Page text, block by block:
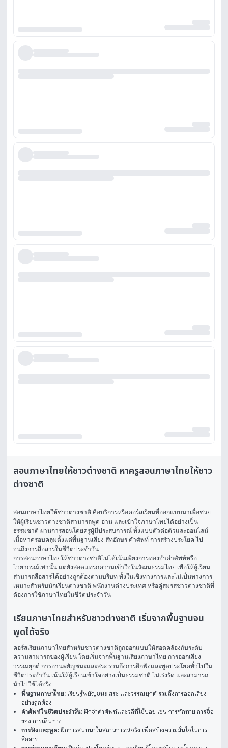
สอนภาษาไทยให้ชาวต่างชาติ หาครูสอนภาษาไทยให้ชาว
ต่างชาติ
สอนภาษาไทยให้ชาวต่างชาติ คือบริการหรือคอร์สเรียนที่ออกแบบมาเพื่อช่วย
ให้ผู้เรียนชาวต่างชาติสามารถพูด อ่าน และเข้าใจภาษาไทยได้อย่างเป็น
ธรรมชาติ ผ่านการสอนโดยครูผู้มีประสบการณ์ ทั้งแบบตัวต่อตัวและออนไลน์
เนื้อหาครอบคลุมตั้งแต่พื้นฐานเสียง สัทอักษร คำศัพท์ การสร้างประโยค ไป
จนถึงการสื่อสารในชีวิตประจำวัน
การสอนภาษาไทยให้ชาวต่างชาติไม่ได้เน้นเพียงการท่องจำคำศัพท์หรือ
ไวยากรณ์เท่านั้น แต่ยังสอดแทรกความเข้าใจในวัฒนธรรมไทย เพื่อให้ผู้เรียน
สามารถสื่อสารได้อย่างถูกต้องตามบริบท ทั้งในเชิงทางการและไม่เป็นทางการ
เหมาะสำหรับนักเรียนต่างชาติ พนักงานต่างประเทศ หรือคู่สมรสชาวต่างชาติที่
ต้องการใช้ภาษาไทยในชีวิตประจำวัน
เรียนภาษาไทยสำหรับชาวต่างชาติ เริ่มจากพื้นฐานจน
พูดได้จริง
คอร์สเรียนภาษาไทยสำหรับชาวต่างชาติถูกออกแบบให้สอดคล้องกับระดับ
ความสามารถของผู้เรียน โดยเริ่มจากพื้นฐานเสียงภาษาไทย การออกเสียง
วรรณยุกต์ การอ่านพยัญชนะและสระ รวมถึงการฝึกฟังและพูดประโยคทั่วไปใน
ชีวิตประจำวัน เน้นให้ผู้เรียนเข้าใจอย่างเป็นธรรมชาติ ไม่เร่งรัด และสามารถ
นำไปใช้ได้จริง
พื้นฐานภาษาไทย: เรียนรู้พยัญชนะ สระ และวรรณยุกต์ รวมถึงการออกเสียง
อย่างถูกต้อง
คำศัพท์ในชีวิตประจำวัน: ฝึกจำคำศัพท์และวลีที่ใช้บ่อย เช่น การทักทาย การซื้อ
ของ การเดินทาง
การฟังและพูด: ฝึกการสนทนาในสถานการณ์จริง เพื่อสร้างความมั่นใจในการ
สื่อสาร